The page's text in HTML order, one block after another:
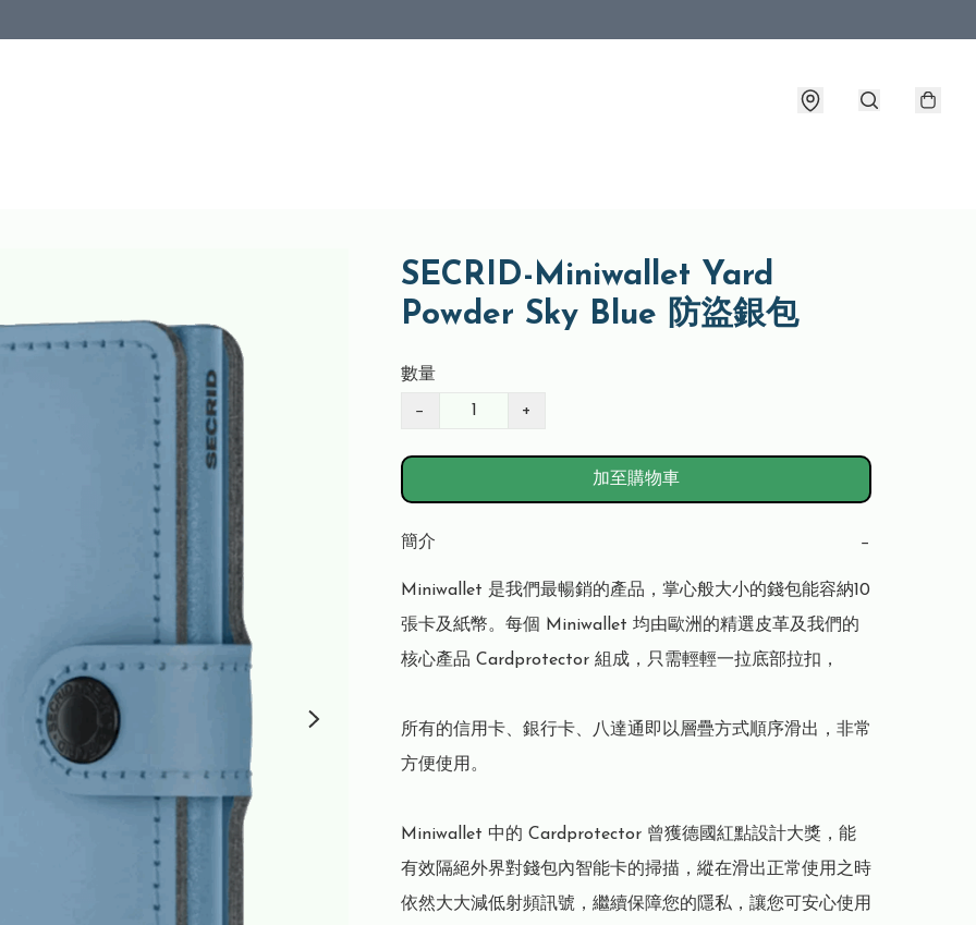
SECRID-Miniwallet Yard
Powder Sky Blue 防盜銀包
數量
− +
加至購物車
簡介 −
Miniwallet 是我們最暢銷的產品，掌心般大小的錢包能容納10
張卡及紙幣。每個 Miniwallet 均由歐洲的精選皮革及我們的
核心產品 Cardprotector 組成，只需輕輕一拉底部拉扣，
所有的信用卡、銀行卡、八達通即以層疊方式順序滑出，非常
方便使用。
Miniwallet 中的 Cardprotector 曾獲德國紅點設計大獎，能
有效隔絕外界對錢包內智能卡的掃描，縱在滑出正常使用之時
依然大大減低射頻訊號，繼續保障您的隱私，讓您可安心使用